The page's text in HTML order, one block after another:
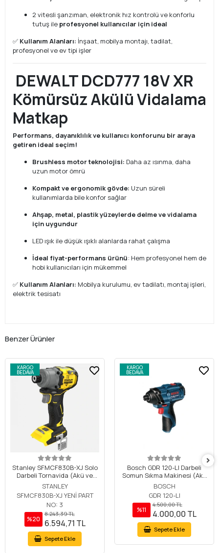
2 vitesli şanzıman, elektronik hız kontrolü ve konforlu
tutuş ile profesyonel kullanıcılar için ideal
✅ Kullanım Alanları: İnşaat, mobilya montajı, tadilat,
profesyonel ve ev tipi işler
DEWALT DCD777 18V XR
Kömürsüz Akülü Vidalama
Matkap
Performans, dayanıklılık ve kullanıcı konforunu bir araya
getiren ideal seçim!
Brushless motor teknolojisi: Daha az ısınma, daha
uzun motor ömrü
Kompakt ve ergonomik gövde: Uzun süreli
kullanımlarda bile konfor sağlar
Ahşap, metal, plastik yüzeylerde delme ve vidalama
için uygundur
LED ışık ile düşük ışıklı alanlarda rahat çalışma
İdeal fiyat-performans ürünü: Hem profesyonel hem de
hobi kullanıcıları için mükemmel
✅ Kullanım Alanları: Mobilya kurulumu, ev tadilatı, montaj işleri,
elektrik tesisatı
Benzer Ürünler
KARGO
BEDAVA
Stanley SFMCF830B-XJ Solo
Darbeli Tornavida (Akü ve
Şarj Cihazı Dahil Değildir.)
STANLEY
SFMCF830B-XJ YENİ PART
NO: 3
%20
8.243,39 TL
6.594,71 TL
Sepete Ekle
KARGO
BEDAVA
Bosch GDR 120-LI Darbeli
Somun Sıkma Makinesi (Akü
ve Şarj Cihazı Dahil Değildir)
BOSCH
GDR 120-LI
%11
4.500,00 TL
4.000,00 TL
Sepete Ekle